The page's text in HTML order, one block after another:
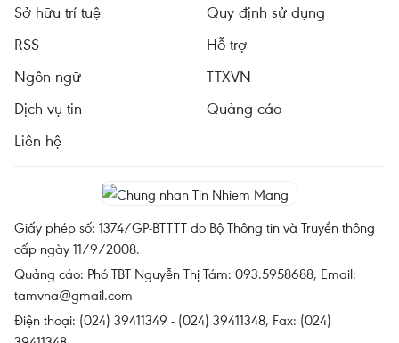
Sở hữu trí tuệ
Quy định sử dụng
RSS
Hỗ trợ
Ngôn ngữ
TTXVN
Dịch vụ tin
Quảng cáo
Liên hệ
Giấy phép số: 1374/GP-BTTTT do Bộ Thông tin và Truyền thông
cấp ngày 11/9/2008.
Quảng cáo: Phó TBT Nguyễn Thị Tám: 093.5958688, Email:
tamvna@gmail.com
Điện thoại: (024) 39411349 - (024) 39411348, Fax: (024)